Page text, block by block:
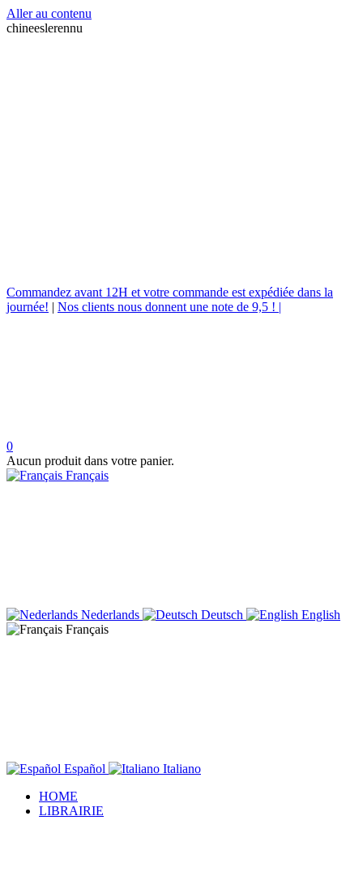
Aller au contenu
chineeslerennu
Commandez avant 12H et votre commande est expédiée dans la
journée! | Nos clients nous donnent une note de 9,5 ! |
0
Aucun produit dans votre panier.
Français
Nederlands Deutsch
English
Français
Español
Italiano
HOME
LIBRAIRIE